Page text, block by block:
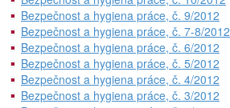
Bezpečnost a hygiena práce, č. 9/2012
Bezpečnost a hygiena práce, č. 7-8/2012
Bezpečnost a hygiena práce, č. 6/2012
Bezpečnost a hygiena práce, č. 5/2012
Bezpečnost a hygiena práce, č. 4/2012
Bezpečnost a hygiena práce, č. 3/2012